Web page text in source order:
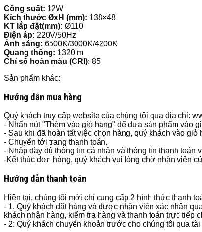
Công suất: 12W
Kích thước ØxH (mm): 138×48
KT lắp đặt(mm): Ø110
Điện áp: 220V/50Hz
Ánh sáng: 6500K/3000K/4200K
Quang thông: 1320lm
Chỉ số hoàn màu (CRI): 85
Sản phẩm khác:
Hướng dẫn mua hàng
Quý khách truy cập website của chúng tôi qua địa chỉ:
- Nhấn nút "Thêm vào giỏ hàng" để đưa sản phẩm vào
- Sau khi đã hoàn tất việc chọn hàng, quý khách vào
- Chuyển tới trang thanh toán.
- Nhập đầy đủ thông tin cá nhân và thông tin thanh toán
-Kết thúc đơn hàng, quý khách vui lòng chờ nhân viên
Hướng dẫn thanh toán
Hiện tại, chúng tôi mới chỉ cung cấp 2 hình thức thanh
- 1. Quý khách đặt hàng và được nhân viên xác nhận
khách nhận hàng, kiểm tra hàng và thanh toán trực tiếp
- 2: Quý khách chuyển khoản trước cho chúng tôi qua